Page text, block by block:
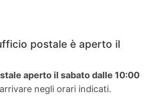
postale è aperto il
aperto il sabato dalle 10:00
negli orari indicati.